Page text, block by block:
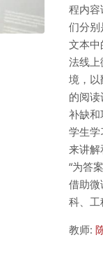
程内
们分
文本
法线
境，
的阅
补缺
学生
来讲解
“为答
借助微
科、工
教师: